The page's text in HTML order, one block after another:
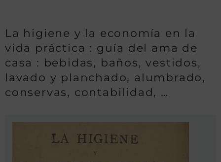
La higiene y la economía en la
vida práctica : guía del ama de
casa : bebidas, baños, vestidos,
lavado y planchado, alumbrado,
conservas, contabilidad, …